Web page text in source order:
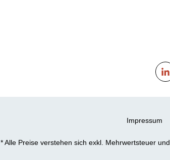
Impressum
* Alle Preise verstehen sich exkl. Mehrwertsteuer und